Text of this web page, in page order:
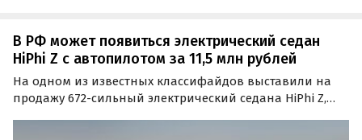
В РФ может появиться электрический седан
HiPhi Z с автопилотом за 11,5 млн рублей
На одном из известных классифайдов выставили на
продажу 672-сильный электрический седана HiPhi Z,